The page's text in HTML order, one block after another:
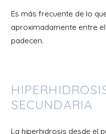
Es más frecuente de lo
aproximadamente entre
padecen.
SECUNDARIA
La hiperhidrosis desde el